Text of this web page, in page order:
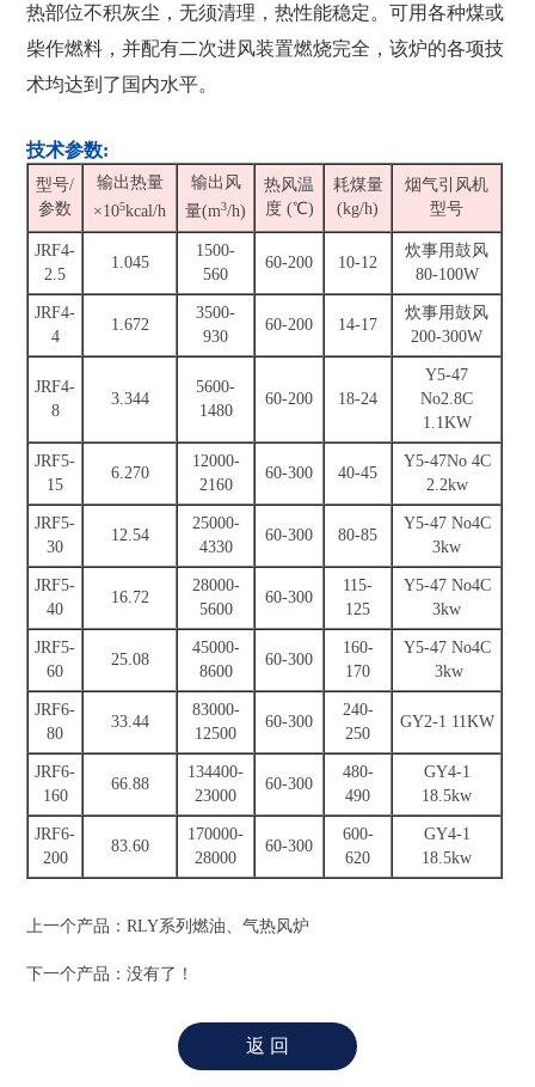
热部位不积灰尘，无须清理，热性能稳定。可用各种煤或
柴作燃料，并配有二次进风装置燃烧完全，该炉的各项技
术均达到了国内水平。
技术参数:
型号/
参数
输出热量
×105kcal/h
输出风
量(m3/h)
热风温
度 (℃)
耗煤量
(kg/h)
烟气引风机
型号
JRF4-
2.5
1.045
1500-
560
60-200 10-12
炊事用鼓风
80-100W
JRF4-
4
1.672
3500-
930
60-200 14-17
炊事用鼓风
200-300W
JRF4-
8
3.344
5600-
1480
60-200 18-24
Y5-47
No2.8C
1.1KW
JRF5-
15
6.270
12000-
2160
60-300 40-45
Y5-47No 4C
2.2kw
JRF5-
30
12.54
25000-
4330
60-300 80-85
Y5-47 No4C
3kw
JRF5-
40
16.72
28000-
5600
60-300
115-
125
Y5-47 No4C
3kw
JRF5-
60
25.08
45000-
8600
60-300
160-
170
Y5-47 No4C
3kw
JRF6-
80
33.44
83000-
12500
60-300
240-
250
GY2-1 11KW
JRF6-
160
66.88
134400-
23000
60-300
480-
490
GY4-1
18.5kw
JRF6-
200
83.60
170000-
28000
60-300
600-
620
GY4-1
18.5kw
上一个产品：RLY系列燃油、气热风炉
下一个产品：没有了！